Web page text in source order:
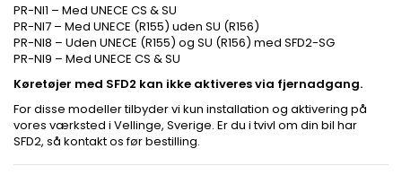
PR-NI1 – Med UNECE CS & SU
PR-NI7 – Med UNECE (R155) uden SU (R156)
PR-NI8 – Uden UNECE (R155) og SU (R156) med SFD2-SG
PR-NI9 – Med UNECE CS & SU
Køretøjer med SFD2 kan ikke aktiveres via fjernadgang.
For disse modeller tilbyder vi kun installation og aktivering på
vores værksted i Vellinge, Sverige. Er du i tvivl om din bil har
SFD2, så kontakt os før bestilling.